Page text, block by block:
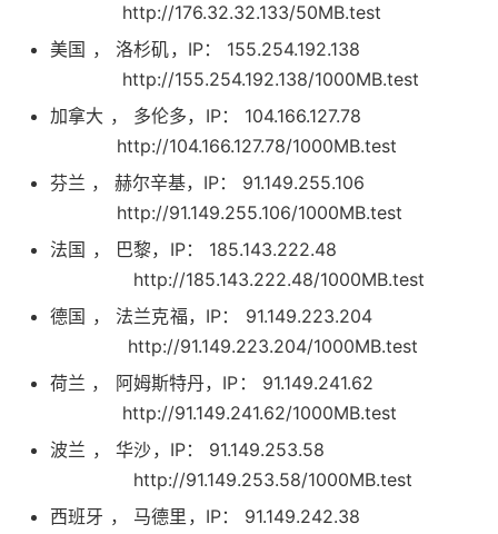
http://176.32.32.133/50MB.test
美国 ， 洛杉矶，IP： 155.254.192.138
http://155.254.192.138/1000MB.test
加拿大 ， 多伦多，IP： 104.166.127.78
http://104.166.127.78/1000MB.test
芬兰 ， 赫尔辛基，IP： 91.149.255.106
http://91.149.255.106/1000MB.test
法国 ， 巴黎，IP： 185.143.222.48
http://185.143.222.48/1000MB.test
德国 ， 法兰克福，IP： 91.149.223.204
http://91.149.223.204/1000MB.test
荷兰 ， 阿姆斯特丹，IP： 91.149.241.62
http://91.149.241.62/1000MB.test
波兰 ， 华沙，IP： 91.149.253.58
http://91.149.253.58/1000MB.test
西班牙 ， 马德里，IP： 91.149.242.38